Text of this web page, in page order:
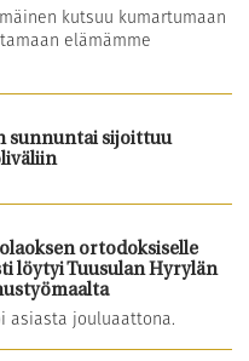
kutsuu kumartumaan
elämämme
sunnuntai sijoittuu
ortodoksiselle
löytyi Tuusulan Hyrylän
asiasta jouluaattona.